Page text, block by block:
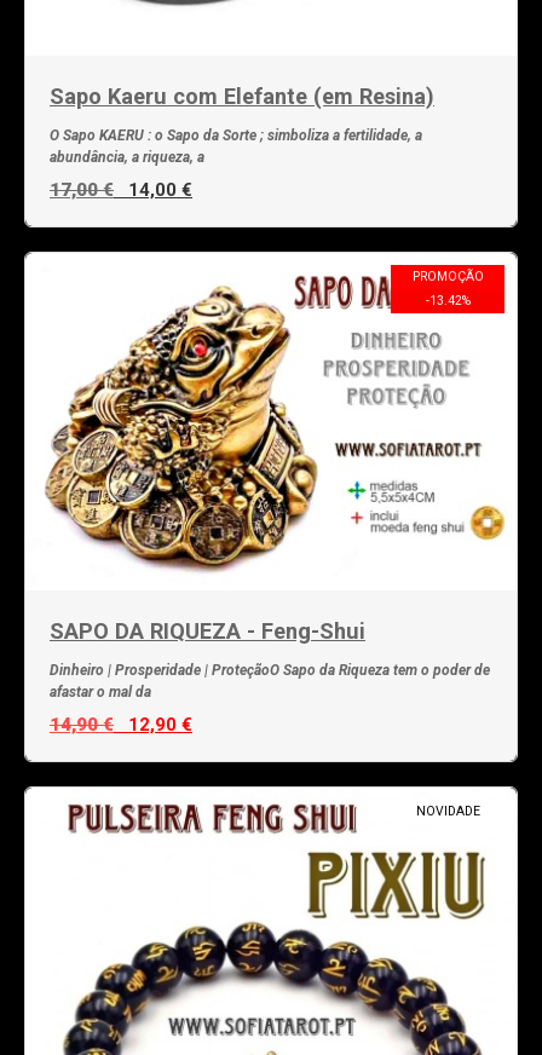
Sapo Kaeru com Elefante (em Resina)
O Sapo KAERU : o Sapo da Sorte ; simboliza a fertilidade, a
abundância, a riqueza, a
17,00 € 14,00 €
PROMOÇÃO
-13.42%
SAPO DA RIQUEZA - Feng-Shui
Dinheiro | Prosperidade | ProteçãoO Sapo da Riqueza tem o poder de
afastar o mal da
14,90 € 12,90 €
NOVIDADE